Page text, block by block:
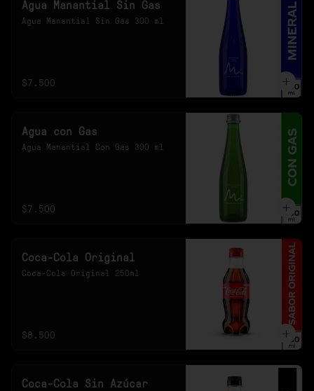
Agua Manantial Sin Gas
Agua Manantial Sin Gas 300 ml
$7.500
Agua con Gas
Agua Manantial Con Gas 300 ml
$7.500
Coca-Cola Original
Coca-Cola Original 250ml
$8.500
Coca-Cola Sin Azúcar